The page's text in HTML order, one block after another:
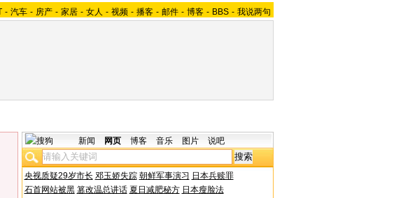
- 汽车 - 房产 - 家居 - 女人 - 视频 - 播客 - 邮件 - 博客 - BBS - 我说两句
新闻 网页 博客 音乐 图片 说吧
央视质疑29岁市长 邓玉娇失踪 朝鲜军事演习 日本兵赎罪
石首网站被黑 篡改温总讲话 夏日减肥秘方 日本瘦脸法